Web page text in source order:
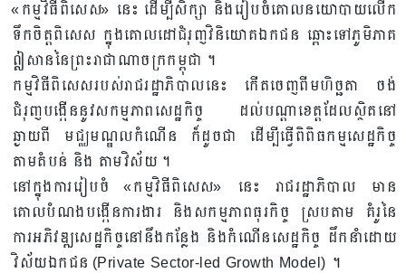
«កម្មវិធីពិសេស» នេះ ដើម្បីសិក្សា និងរៀបចំគោលនយោបាយលើក
ទឹកចិត្តពិសេស ក្នុងគោលដៅជំរុញវិនិយោគឯកជន ឆ្ពោះទៅភូមិភាគ
ឦសាននៃព្រះរាជាណាចក្រកម្ពុជា ។
កម្មវិធីពិសេសរបស់រាជរដ្ឋាភិបាលនេះ កើតចេញពីមហិច្ឆតា ចង់
ជំរុញបង្កើននូវសកម្មភាពសេដ្ឋកិច្ច ដល់បណ្ដាខេត្តដែលស្ថិតនៅ
ឆ្ងាយពី មជ្ឈមណ្ឌលកំណើន ក៏ដូចជា ដើម្បីធ្វើពិពិធកម្មសេដ្ឋកិច្ច
តាមតំបន់ និង តាមវិស័យ ។
នៅក្នុងការរៀបចំ «កម្មវិធីពិសេស» នេះ រាជរដ្ឋាភិបាល មាន
គោលបំណងបង្កើនការងារ និងសកម្មភាពធុរកិច្ច ស្របតាម គំរូនៃ
ការអភិវឌ្ឍសេដ្ឋកិច្ចនៅនឹងកន្លែង និងកំណើនសេដ្ឋកិច្ច ដឹកនាំដោយ
វិស័យឯកជន (Private Sector-led Growth Model) ។